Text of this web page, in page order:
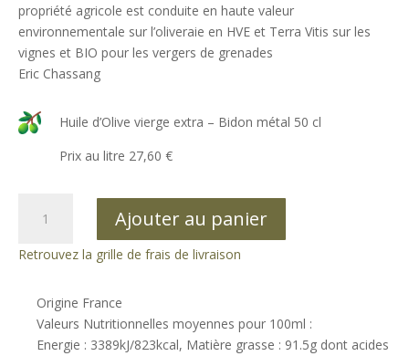
propriété agricole est conduite en haute valeur
environnementale sur l’oliveraie en HVE et Terra Vitis sur les
vignes et BIO pour les vergers de grenades
Eric Chassang
Huile d’Olive vierge extra – Bidon métal 50 cl
Prix au litre 27,60 €
Bidon
métal
Ajouter au panier
Retrouvez la grille de frais de livraison
Origine France
Valeurs Nutritionnelles moyennes pour 100ml :
Energie : 3389kJ/823kcal, Matière grasse : 91.5g dont acides